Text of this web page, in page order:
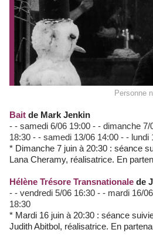
Personne
Bait de Mark Jenkin
- - samedi 6/06 19:00 - - dimanche 7/
18:30 - - samedi 13/06 14:00 - - lundi
* Dimanche 7 juin à 20:30 : séance
Lana Cheramy, réalisatrice. En
Hélène Trésore Transnationale de
- - vendredi 5/06 16:30 - - mardi 16/
18:30
* Mardi 16 juin à 20:30 : séance
Judith Abitbol, réalisatrice. En